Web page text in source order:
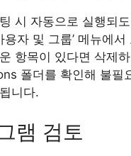
시 자동으로 실행되
자 및 그룹’ 메뉴에
항목이 있다면 삭제
폴더를 확인해 불필
니다.
램 검토